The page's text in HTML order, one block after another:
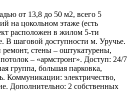
от 13,8 до 50 м2, всего 5
на цокольном этаже (есть
расположен в жилом 5-ти
В шаговой доступности м. Уручье.
стены – оштукатурены,
– «армстронг». Доступ: 24/7
группа, большая парковка,
Коммуникации: электричество,
Дополнительно: 2 собственных